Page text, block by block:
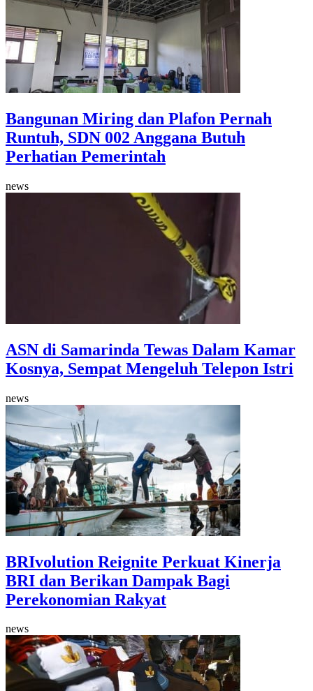
Bangunan Miring dan Plafon Pernah
Runtuh, SDN 002 Anggana Butuh
Perhatian Pemerintah
news
ASN di Samarinda Tewas Dalam Kamar
Kosnya, Sempat Mengeluh Telepon Istri
news
BRIvolution Reignite Perkuat Kinerja
BRI dan Berikan Dampak Bagi
Perekonomian Rakyat
news